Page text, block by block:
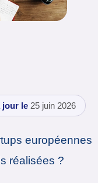
jour le 25 juin 2026
européennes
réalisées ?